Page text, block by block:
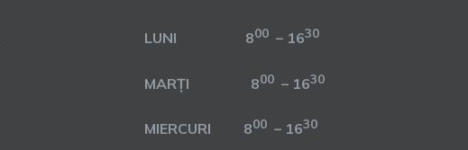
LUNI 800 – 1630
MARȚI 800 – 1630
MIERCURI 800 – 1630